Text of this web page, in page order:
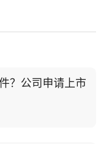
？公司申请上市